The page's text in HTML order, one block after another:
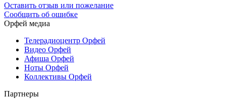
Оставить отзыв или пожелание
Сообщить об ошибке
Орфей медиа
Телерадиоцентр Орфей
Видео Орфей
Афиша Орфей
Ноты Орфей
Коллективы Орфей
Партнеры